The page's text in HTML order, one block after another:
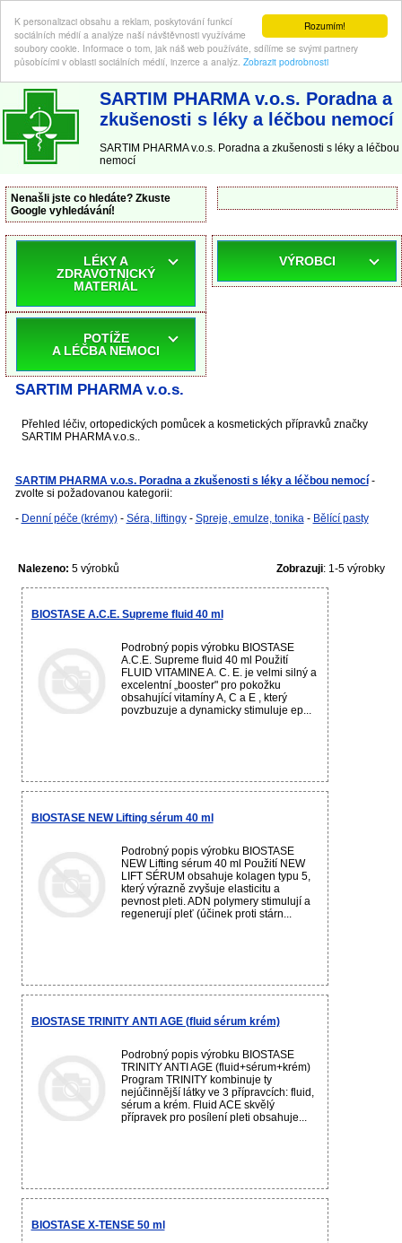
Rozumím!
K personalizaci obsahu a reklam, poskytování funkcí
sociálních médií a analýze naší návštěvnosti využíváme
soubory cookie. Informace o tom, jak náš web používáte, sdílíme se svými partnery
působícími v oblasti sociálních médií, inzerce a analýz. Zobrazit podrobnosti
ABC-LEKARNA.cz | Poradna a zkušenosti s léky a léčbou nemocí
SARTIM PHARMA v.o.s. Poradna a
zkušenosti s léky a léčbou nemocí
SARTIM PHARMA v.o.s. Poradna a zkušenosti s léky a léčbou
nemocí
Nenašli jste co hledáte? Zkuste
Google vyhledávání!
LÉKY A
ZDRAVOTNICKÝ
MATERIÁL
POTÍŽE
A LÉČBA NEMOCI
VÝROBCI
SARTIM PHARMA v.o.s.
Přehled léčiv, ortopedických pomůcek a kosmetických přípravků značky
SARTIM PHARMA v.o.s..
SARTIM PHARMA v.o.s. Poradna a zkušenosti s léky a léčbou nemocí -
zvolte si požadovanou kategorii:
- Denní péče (krémy)- Séra, liftingy- Spreje, emulze, tonika- Bělící pasty
Nalezeno: 5 výrobků Zobrazuji: 1-5 výrobky
BIOSTASE A.C.E. Supreme fluid 40 ml
Podrobný popis výrobku BIOSTASE
A.C.E. Supreme fluid 40 ml Použití
FLUID VITAMINE A. C. E. je velmi silný a
excelentní „booster" pro pokožku
obsahující vitamíny A, C a E , který
povzbuzuje a dynamicky stimuluje ep...
BIOSTASE NEW Lifting sérum 40 ml
Podrobný popis výrobku BIOSTASE
NEW Lifting sérum 40 ml Použití NEW
LIFT SÉRUM obsahuje kolagen typu 5,
který výrazně zvyšuje elasticitu a
pevnost pleti. ADN polymery stimulují a
regenerují pleť (účinek proti stárn...
BIOSTASE TRINITY ANTI AGE (fluid sérum krém)
Podrobný popis výrobku BIOSTASE
TRINITY ANTI AGE (fluid+sérum+krém)
Program TRINITY kombinuje ty
nejúčinnější látky ve 3 přípravcích: fluid,
sérum a krém. Fluid ACE skvělý
přípravek pro posílení pleti obsahuje...
BIOSTASE X-TENSE 50 ml